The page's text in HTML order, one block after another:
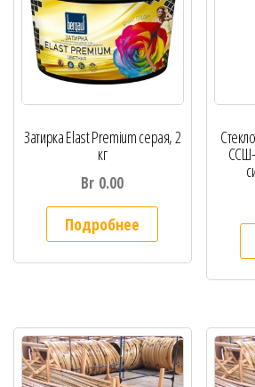
Затирка Elast Premium серая, 2
кг
Br 0.00
Подробнее